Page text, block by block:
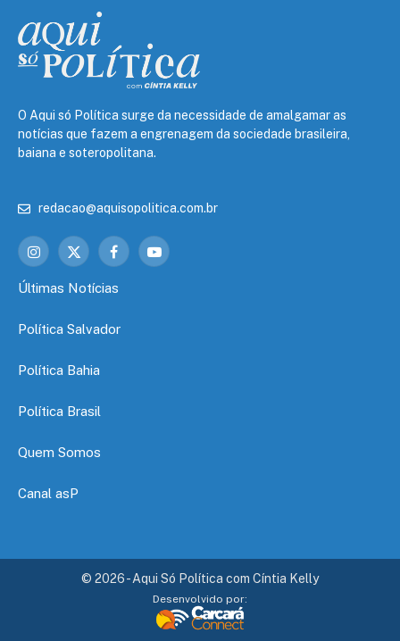
O Aqui só Política surge da necessidade de amalgamar as
notícias que fazem a engrenagem da sociedade brasileira,
baiana e soteropolitana.
redacao@aquisopolitica.com.br
Instagram
X
FacebookYouTube
Últimas Notícias
Política Salvador
Política Bahia
Política Brasil
Quem Somos
Canal asP
© 2026 - Aqui Só Política com Cíntia Kelly
Desenvolvido por: